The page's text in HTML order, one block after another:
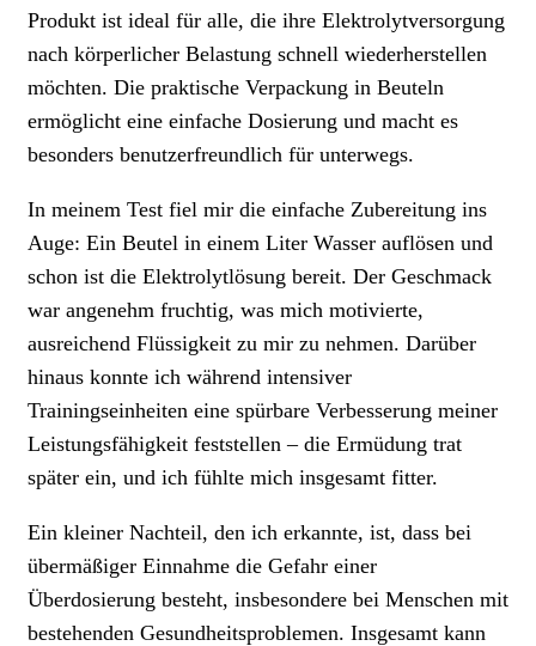
Produkt ist ideal für alle, die ihre Elektrolytversorgung
nach körperlicher Belastung schnell wiederherstellen
möchten. Die praktische Verpackung in Beuteln
ermöglicht eine einfache Dosierung und macht es
besonders benutzerfreundlich für unterwegs.
In meinem Test fiel mir die einfache Zubereitung ins
Auge: Ein Beutel in einem Liter Wasser auflösen und
schon ist die Elektrolytlösung bereit. Der Geschmack
war angenehm fruchtig, was mich motivierte,
ausreichend Flüssigkeit zu mir zu nehmen. Darüber
hinaus konnte ich während intensiver
Trainingseinheiten eine spürbare Verbesserung meiner
Leistungsfähigkeit feststellen – die Ermüdung trat
später ein, und ich fühlte mich insgesamt fitter.
Ein kleiner Nachteil, den ich erkannte, ist, dass bei
übermäßiger Einnahme die Gefahr einer
Überdosierung besteht, insbesondere bei Menschen mit
bestehenden Gesundheitsproblemen. Insgesamt kann